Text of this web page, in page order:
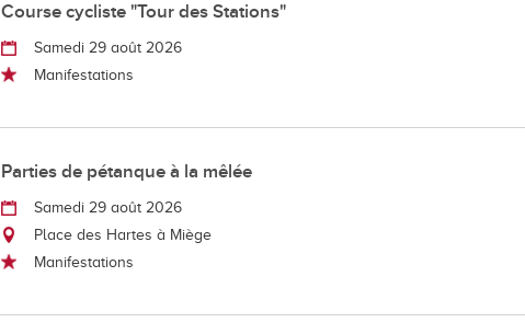
Course cycliste "Tour des Stations"
Samedi 29 août 2026
Manifestations
Parties de pétanque à la mêlée
Samedi 29 août 2026
Place des Hartes à Miège
Manifestations